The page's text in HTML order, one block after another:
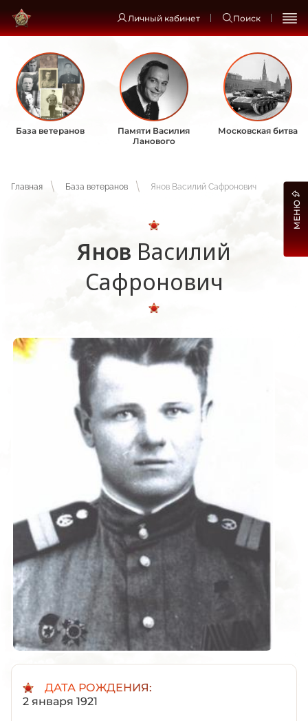
Личный кабинет Поиск
База ветеранов
Памяти Василия
Ланового
Московская битва
Главная База ветеранов Янов Василий Сафронович
Янов Василий
Сафронович
ДАТА РОЖДЕНИЯ:
2 января 1921
МЕНЮ